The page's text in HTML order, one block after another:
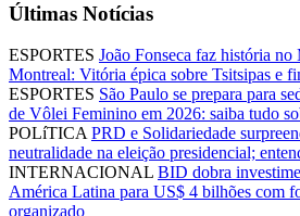
Últimas Notícias
ESPORTES João Fonseca faz história no
Montreal: Vitória épica sobre Tsitsipas e
ESPORTES São Paulo se prepara para
de Vôlei Feminino em 2026: saiba tudo
POLíTICA PRD e Solidariedade
neutralidade na eleição presidencial;
INTERNACIONAL BID dobra
América Latina para US$ 4 bilhões com
organizado